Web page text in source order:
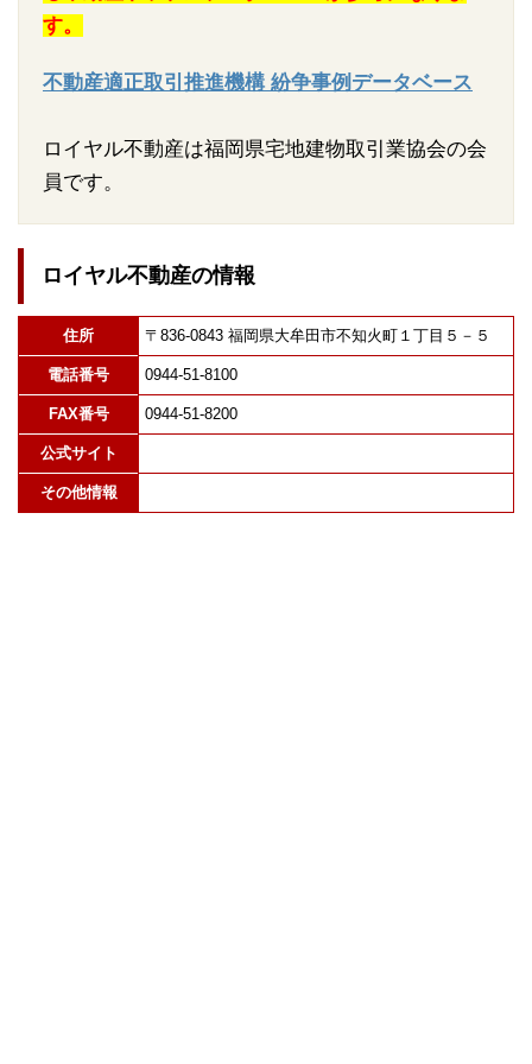
す。
不動産適正取引推進機構 紛争事例データベース
ロイヤル不動産は福岡県宅地建物取引業協会の会
員です。
ロイヤル不動産の情報
住所 〒836-0843 福岡県大牟田市不知火町１丁目５－５
電話番号 0944-51-8100
FAX番号 0944-51-8200
公式サイト
その他情報